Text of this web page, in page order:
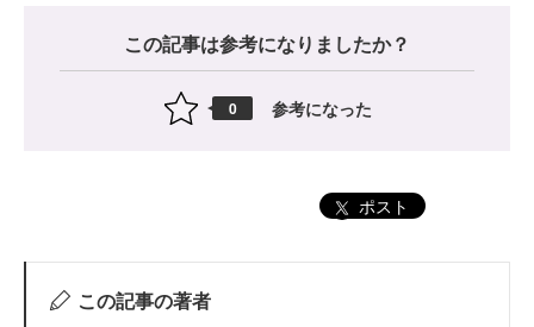
この記事は参考になりましたか？
0 参考になった
ポスト
この記事の著者